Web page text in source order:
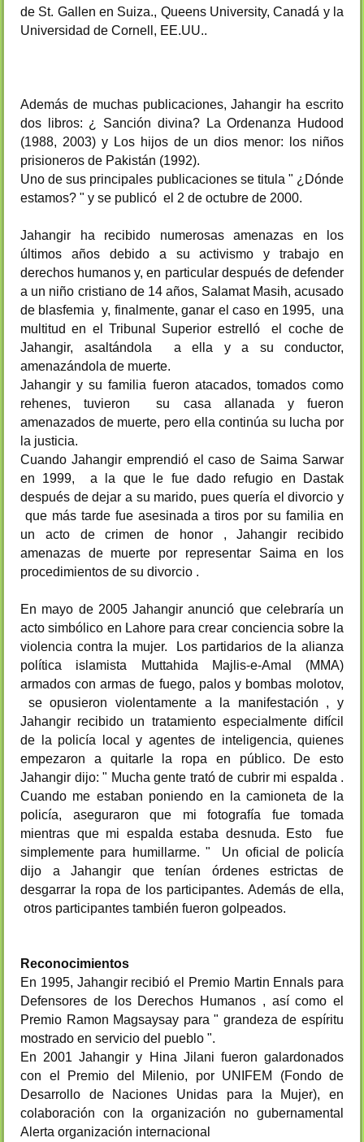
de St. Gallen en Suiza., Queens University, Canadá y la
Universidad de Cornell, EE.UU..
Además de muchas publicaciones, Jahangir ha escrito
dos libros: ¿ Sanción divina? La Ordenanza Hudood
(1988, 2003) y Los hijos de un dios menor: los niños
prisioneros de Pakistán (1992).
Uno de sus principales publicaciones se titula " ¿Dónde
estamos? " y se publicó el 2 de octubre de 2000.
Jahangir ha recibido numerosas amenazas en los
últimos años debido a su activismo y trabajo en
derechos humanos y, en particular después de defender
a un niño cristiano de 14 años, Salamat Masih, acusado
de blasfemia y, finalmente, ganar el caso en 1995, una
multitud en el Tribunal Superior estrelló el coche de
Jahangir, asaltándola a ella y a su conductor,
amenazándola de muerte.
Jahangir y su familia fueron atacados, tomados como
rehenes, tuvieron su casa allanada y fueron
amenazados de muerte, pero ella continúa su lucha por
la justicia.
Cuando Jahangir emprendió el caso de Saima Sarwar
en 1999, a la que le fue dado refugio en Dastak
después de dejar a su marido, pues quería el divorcio y
que más tarde fue asesinada a tiros por su familia en
un acto de crimen de honor , Jahangir recibido
amenazas de muerte por representar Saima en los
procedimientos de su divorcio .
En mayo de 2005 Jahangir anunció que celebraría un
acto simbólico en Lahore para crear conciencia sobre la
violencia contra la mujer. Los partidarios de la alianza
política islamista Muttahida Majlis-e-Amal (MMA)
armados con armas de fuego, palos y bombas molotov,
se opusieron violentamente a la manifestación , y
Jahangir recibido un tratamiento especialmente difícil
de la policía local y agentes de inteligencia, quienes
empezaron a quitarle la ropa en público. De esto
Jahangir dijo: " Mucha gente trató de cubrir mi espalda .
Cuando me estaban poniendo en la camioneta de la
policía, aseguraron que mi fotografía fue tomada
mientras que mi espalda estaba desnuda. Esto fue
simplemente para humillarme. " Un oficial de policía
dijo a Jahangir que tenían órdenes estrictas de
desgarrar la ropa de los participantes. Además de ella,
otros participantes también fueron golpeados.
Reconocimientos
En 1995, Jahangir recibió el Premio Martin Ennals para
Defensores de los Derechos Humanos , así como el
Premio Ramon Magsaysay para " grandeza de espíritu
mostrado en servicio del pueblo ".
En 2001 Jahangir y Hina Jilani fueron galardonados
con el Premio del Milenio, por UNIFEM (Fondo de
Desarrollo de Naciones Unidas para la Mujer), en
colaboración con la organización no gubernamental
Alerta organización internacional